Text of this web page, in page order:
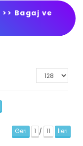
>> Bagaj ve
Geri 1 / 11 İleri